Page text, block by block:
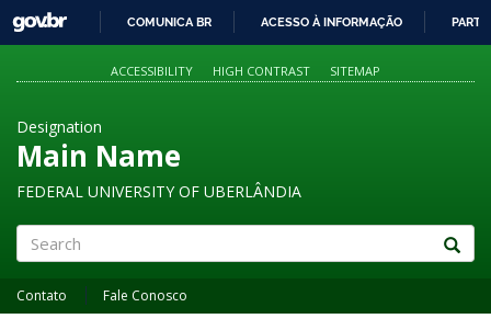
PARA
O
GOVBR
COMUNICA BR ACESSO À INFORMAÇÃO
ACCESSIBILITY HIGH CONTRAST SITEMAP
Designation
Main Name
FEDERAL UNIVERSITY OF UBERLÂNDIA
Contato Fale Conosco